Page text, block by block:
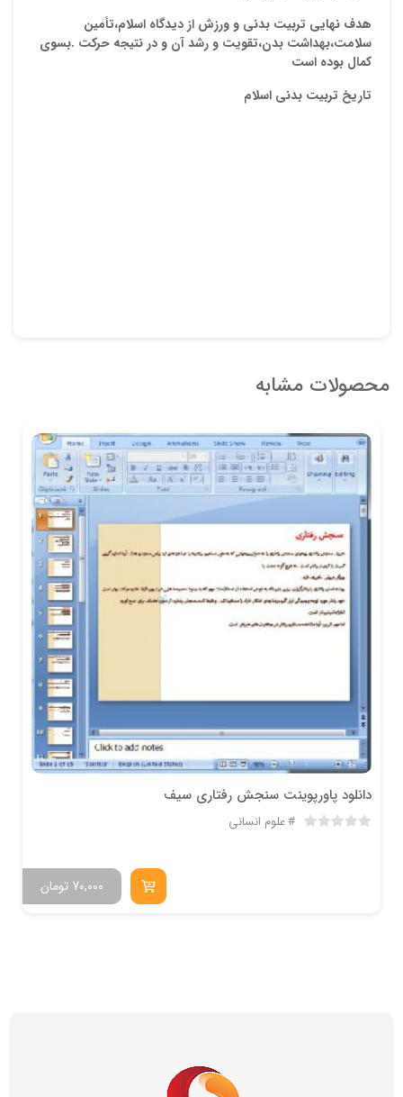
هدف نهایی تربیت بدنی و ورزش از دیدگاه اسلام،تأمین
سلامت،بهداشت بدن،تقویت و رشد آن و در نتیجه حرکت .بسوی
کمال بوده است
تاریخ تربیت بدنی اسلام
محصولات مشابه
دانلود پاورپوینت سنجش رفتاری سیف
علوم انسانی
تومان 70,000